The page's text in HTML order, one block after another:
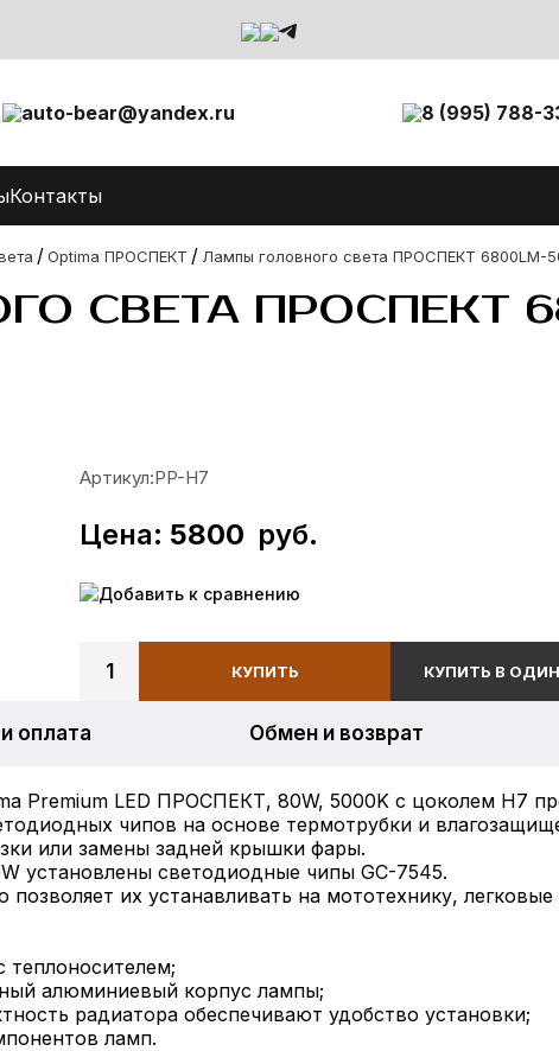
auto-bear@yandex.ru 8 (995) 788-
Контакты
/Optima ПРОСПЕКТ / Лампы головного света ПРОСПЕКТ 6800LM-
СВЕТА ПРОСПЕКТ
Артикул:PP-H7
Цена: 5800 руб.
Добавить к сравнению
1 КУПИТЬ КУПИТЬ В
оплата Обмен и возврат
Premium LED ПРОСПЕКТ, 80W, 5000K с цоколем H7
чипов на основе термотрубки и
или замены задней крышки фары.
установлены светодиодные чипы GC-7545.
позволяет их устанавливать на мототехнику,
теплоносителем;
алюминиевый корпус лампы;
радиатора обеспечивают удобство установки;
ламп.